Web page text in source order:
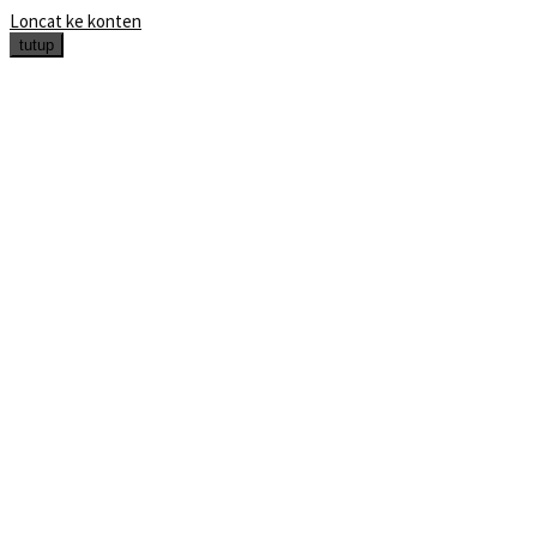
Loncat ke konten
tutup